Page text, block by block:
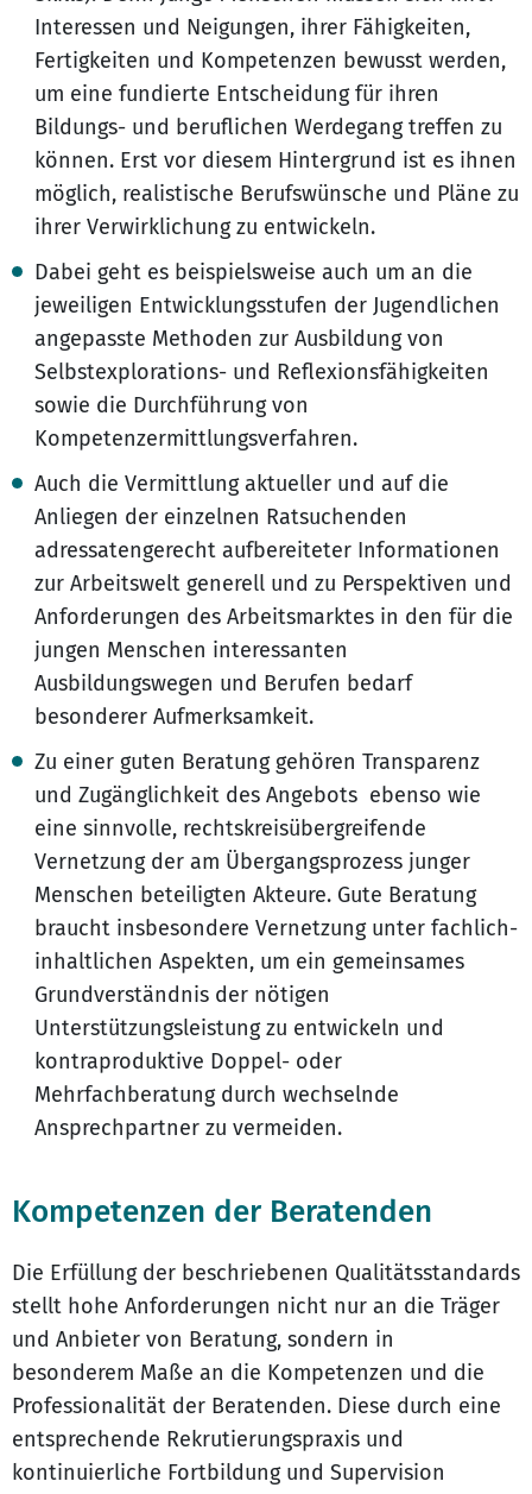
Interessen und Neigungen, ihrer Fähigkeiten,
Fertigkeiten und Kompetenzen bewusst werden,
um eine fundierte Entscheidung für ihren
Bildungs- und beruflichen Werdegang treffen zu
können. Erst vor diesem Hintergrund ist es ihnen
möglich, realistische Berufswünsche und Pläne zu
ihrer Verwirklichung zu entwickeln.
Dabei geht es beispielsweise auch um an die
jeweiligen Entwicklungsstufen der Jugendlichen
angepasste Methoden zur Ausbildung von
Selbstexplorations- und Reflexionsfähigkeiten
sowie die Durchführung von
Kompetenzermittlungsverfahren.
Auch die Vermittlung aktueller und auf die
Anliegen der einzelnen Ratsuchenden
adressatengerecht aufbereiteter Informationen
zur Arbeitswelt generell und zu Perspektiven und
Anforderungen des Arbeitsmarktes in den für die
jungen Menschen interessanten
Ausbildungswegen und Berufen bedarf
besonderer Aufmerksamkeit.
Zu einer guten Beratung gehören Transparenz
und Zugänglichkeit des Angebots ebenso wie
eine sinnvolle, rechtskreisübergreifende
Vernetzung der am Übergangsprozess junger
Menschen beteiligten Akteure. Gute Beratung
braucht insbesondere Vernetzung unter fachlich-
inhaltlichen Aspekten, um ein gemeinsames
Grundverständnis der nötigen
Unterstützungsleistung zu entwickeln und
kontraproduktive Doppel- oder
Mehrfachberatung durch wechselnde
Ansprechpartner zu vermeiden.
Kompetenzen der Beratenden
Die Erfüllung der beschriebenen Qualitätsstandards
stellt hohe Anforderungen nicht nur an die Träger
und Anbieter von Beratung, sondern in
besonderem Maße an die Kompetenzen und die
Professionalität der Beratenden. Diese durch eine
entsprechende Rekrutierungspraxis und
kontinuierliche Fortbildung und Supervision